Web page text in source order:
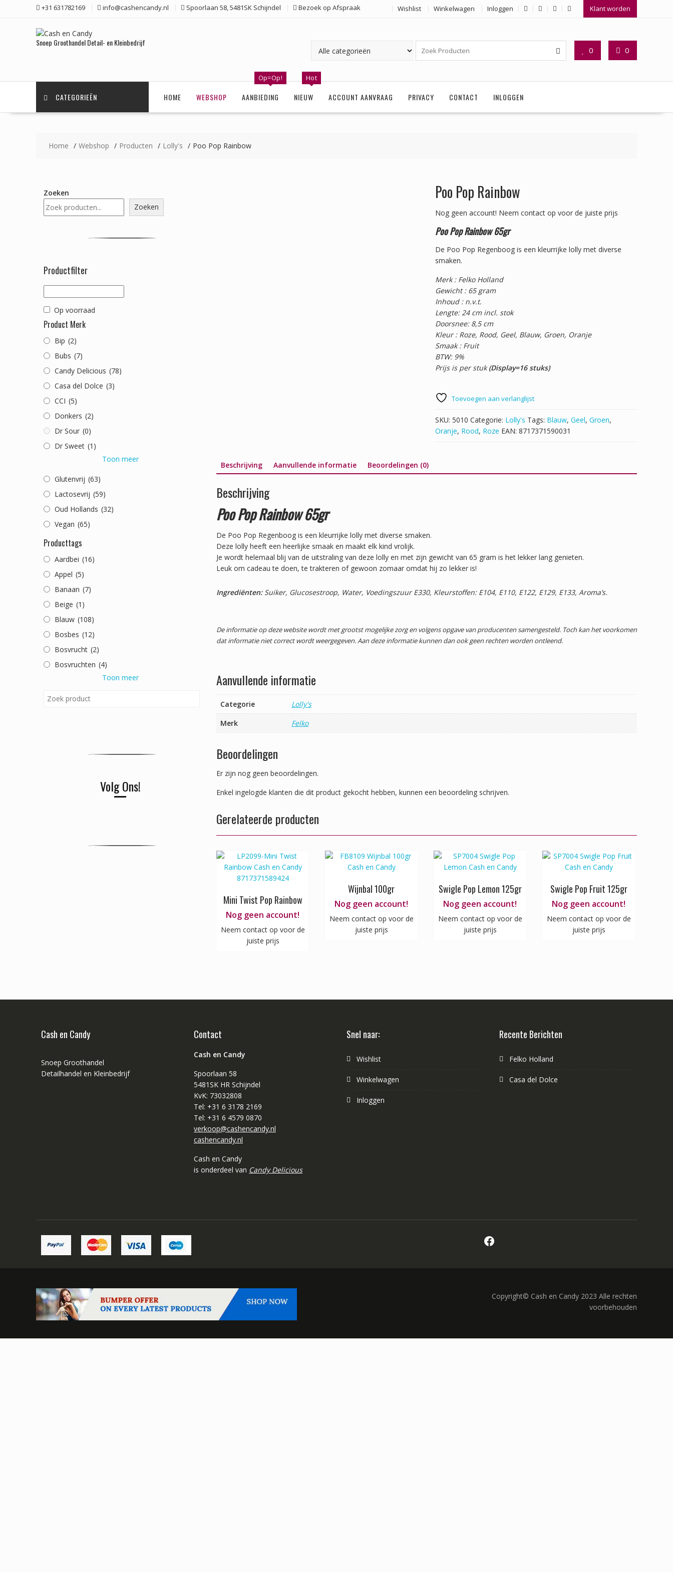
+31 631782169 info@cashencandy.nl Spoorlaan 58, 5481SK Schijndel Bezoek op Afspraak Wishlist Winkelwagen Inloggen Klant worden
Snoep Groothandel Detail- en Kleinbedrijf
0 0
CATEGORIEËN HOME WEBSHOP AANBIEDING
Op=Op!
NIEUW
Hot
ACCOUNT AANVRAAG PRIVACY CONTACT INLOGGEN
Home Webshop Producten Lolly's Poo Pop Rainbow
Poo Pop Rainbow
Nog geen account! Neem contact op voor de juiste prijs
Poo Pop Rainbow 65gr
De Poo Pop Regenboog is een kleurrijke lolly met diverse
smaken.
Merk : Felko Holland
Gewicht : 65 gram
Inhoud : n.v.t.
Lengte: 24 cm incl. stok
Doorsnee: 8,5 cm
Kleur : Roze, Rood, Geel, Blauw, Groen, Oranje
Smaak : Fruit
BTW: 9%
Prijs is per stuk(Display=16 stuks)
Toevoegen aan verlanglijst
SKU: 5010 Categorie: Lolly's Tags: Blauw, Geel, Groen,
Oranje, Rood, Roze EAN: 8717371590031
Beschrijving Aanvullende informatie Beoordelingen (0)
Beschrijving
Poo Pop Rainbow 65gr
De Poo Pop Regenboog is een kleurrijke lolly met diverse smaken.
Deze lolly heeft een heerlijke smaak en maakt elk kind vrolijk.
Je wordt helemaal blij van de uitstraling van deze lolly en met zijn gewicht van 65 gram is het lekker lang genieten.
Leuk om cadeau te doen, te trakteren of gewoon zomaar omdat hij zo lekker is!
Ingrediënten:Suiker, Glucosestroop, Water, Voedingszuur E330, Kleurstoffen: E104, E110, E122, E129, E133, Aroma’s.
De informatie op deze website wordt met grootst mogelijke zorg en volgens opgave van producenten samengesteld. Toch kan het voorkomen
dat informatie niet correct wordt weergegeven. Aan deze informatie kunnen dan ook geen rechten worden ontleend.
Aanvullende informatie
Categorie
Lolly's
Merk
Felko
Beoordelingen
Er zijn nog geen beoordelingen.
Enkel ingelogde klanten die dit product gekocht hebben, kunnen een beoordeling schrijven.
Gerelateerde producten
Mini Twist Pop Rainbow
Nog geen account!
Neem contact op voor de
juiste prijs
Wijnbal 100gr
Nog geen account!
Neem contact op voor de
juiste prijs
Swigle Pop Lemon 125gr
Nog geen account!
Neem contact op voor de
juiste prijs
Swigle Pop Fruit 125gr
Nog geen account!
Neem contact op voor de
juiste prijs
Zoeken
Zoeken
Productfilter
Op voorraad
Product Merk
Bip (2)
Bubs (7)
Candy Delicious (78)
Casa del Dolce (3)
CCI (5)
Donkers (2)
Dr Sour (0)
Dr Sweet (1)
Toon meer
Glutenvrij (63)
Lactosevrij (59)
Oud Hollands (32)
Vegan (65)
Producttags
Aardbei (16)
Appel (5)
Banaan (7)
Beige (1)
Blauw (108)
Bosbes (12)
Bosvrucht (2)
Bosvruchten (4)
Toon meer
Volg Ons!
Cash en Candy
Snoep Groothandel
Detailhandel en Kleinbedrijf
Contact
Cash en Candy
Spoorlaan 58
5481SK HR Schijndel
KvK: 73032808
Tel: +31 6 3178 2169
Tel: +31 6 4579 0870
verkoop@cashencandy.nl
cashencandy.nl
Cash en Candy
is onderdeel van Candy Delicious
Snel naar:
Wishlist
Winkelwagen
Inloggen
Recente Berichten
Felko Holland
Casa del Dolce
Facebook
Copyright© Cash en Candy 2023 Alle rechten
voorbehouden